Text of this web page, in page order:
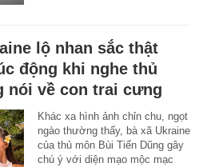
lộ nhan sắc thật
động khi nghe thủ
nói về con trai cưng
Khác xa hình ảnh chỉn chu, ngọt
ngào thường thấy, bà xã Ukraine
của thủ môn Bùi Tiến Dũng gây
chú ý với diện mạo mộc mạc